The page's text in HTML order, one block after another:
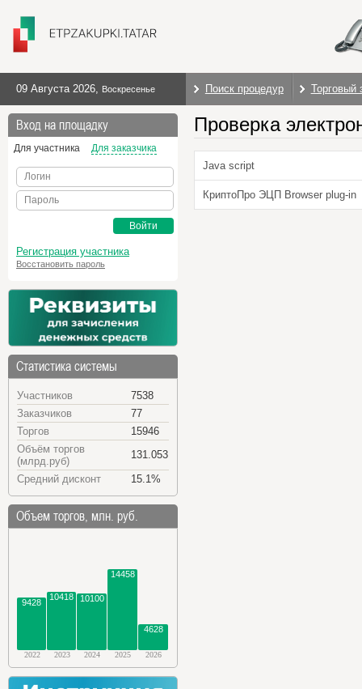
09 Августа 2026, Воскресенье Поиск процедур Торговый
Вход на площадку
Для участника Для заказчика
Логин
Пароль
Войти
Регистрация участника
Восстановить пароль
Статистика системы
Участников
7538
Заказчиков
77
Торгов
15946
Объём торгов
(млрд.руб)
131.053
Средний дисконт
15.1%
Объем торгов, млн. руб.
9428
10418 10100
14458
4628
2022 2023 2024 2025 2026
Проверка
Java script
КриптоПро ЭЦП Browser plug-in